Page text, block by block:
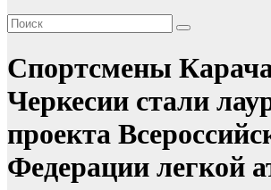
Спортсмены
Черкесии стали
проекта
Федерации легкой